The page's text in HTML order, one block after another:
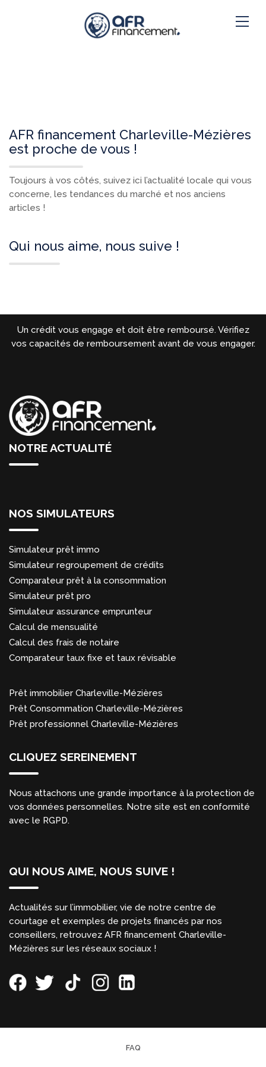
AFR financement Charleville-Mézières
est proche de vous !
Toujours à vos côtés, suivez ici l’actualité locale qui vous
concerne, les tendances du marché et nos anciens
articles !
Qui nous aime, nous suive !
Un crédit vous engage et doit être remboursé. Vérifiez
vos capacités de remboursement avant de vous engager.
NOTRE ACTUALITÉ
NOS SIMULATEURS
Simulateur prêt immo
Simulateur regroupement de crédits
Comparateur prêt à la consommation
Simulateur prêt pro
Simulateur assurance emprunteur
Calcul de mensualité
Calcul des frais de notaire
Comparateur taux fixe et taux révisable
Prêt immobilier Charleville-Mézières
Prêt Consommation Charleville-Mézières
Prêt professionnel Charleville-Mézières
CLIQUEZ SEREINEMENT
Nous attachons une grande importance à la protection de
vos données personnelles. Notre site est en conformité
avec le RGPD.
QUI NOUS AIME, NOUS SUIVE !
Actualités sur l’immobilier, vie de notre centre de
courtage et exemples de projets financés par nos
conseillers, retrouvez AFR financement Charleville-
Mézières sur les réseaux sociaux !
FAQ